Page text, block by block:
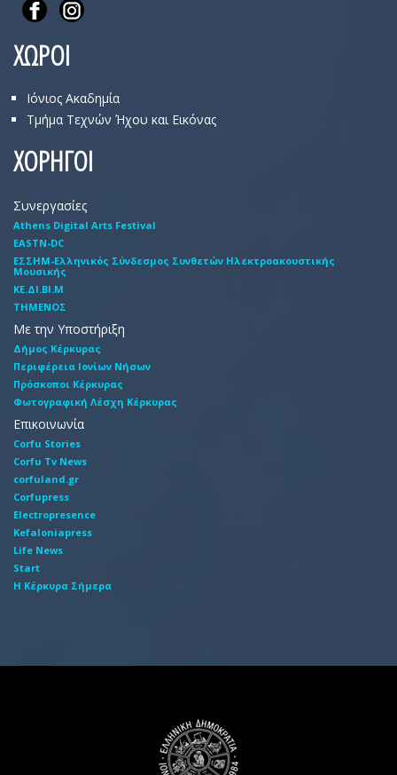
ΧΩΡΟΙ
Ιόνιος Ακαδημία
Τμήμα Τεχνών Ήχου και Εικόνας
ΧΟΡΗΓΟΙ
Συνεργασίες
Athens Digital Arts Festival
EASTN-DC
EΣΣHM-Eλληνικός Σύνδεσμος Συνθετών Hλεκτροακουστικής
Mουσικής
ΚΕ.ΔΙ.ΒΙ.Μ
ΤΗΜΕΝΟΣ
Με την Υποστήριξη
Δήμος Κέρκυρας
Περιφέρεια Ιονίων Νήσων
Πρόσκοποι Κέρκυρας
Φωτογραφική Λέσχη Κέρκυρας
Επικοινωνία
Corfu Stories
Corfu Tv News
corfuland.gr
Corfupress
Electropresence
Kefaloniapress
Life News
Start
Η Κέρκυρα Σήμερα